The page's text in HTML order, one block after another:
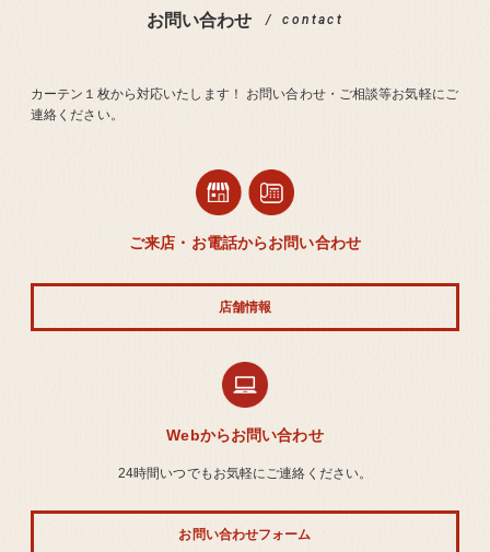
お問い合わせ contact
カーテン１枚から対応いたします！ お問い合わせ・ご相談等お気軽にご
連絡ください。
ご来店・お電話からお問い合わせ
店舗情報
Webからお問い合わせ
24時間いつでもお気軽にご連絡ください。
お問い合わせフォーム